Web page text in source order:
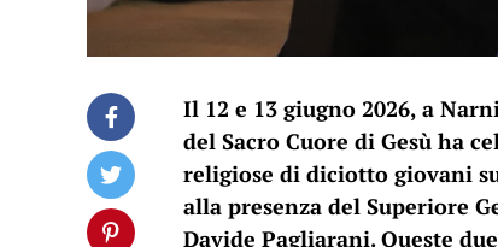
Il 12 e 13 giugno 2026, a
del Sacro Cuore di Gesù ha
religiose di diciotto giovani
alla presenza del Superiore
Davide Pagliarani. Queste